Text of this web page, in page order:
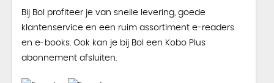
Bij Bol profiteer je van snelle levering, goede
klantenservice en een ruim assortiment e-readers
en e-books. Ook kan je bij Bol een Kobo Plus
abonnement afsluiten.